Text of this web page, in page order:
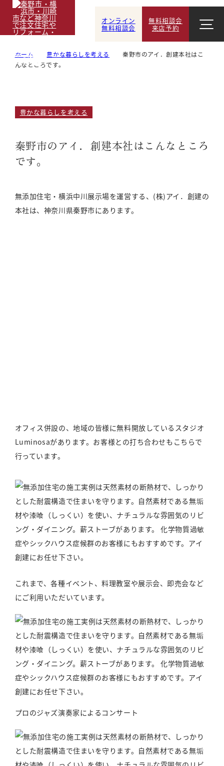
オンライン
無料相談会
無料相談会
来店予約
ホーム 豊かな暮らしを考える
秦野市のアイ．創建本社はこ
んなところです。
豊かな暮らしを考える
秦野市のアイ．創建本社はこんなところ
です。
無添加住宅・横浜中川展示場を運営する、(株)アイ．創建の
本社は、神奈川県秦野市にあります。
オフィス併設の、地域の皆様に無料開放しているスタジオ
Luminosaがあります。お客様との打ち合わせもこちらで
行っています。
これまで、各種イベント、料理教室や展示会、即売会など
にご利用いただいています。
プロのジャズ演奏家によるコンサート